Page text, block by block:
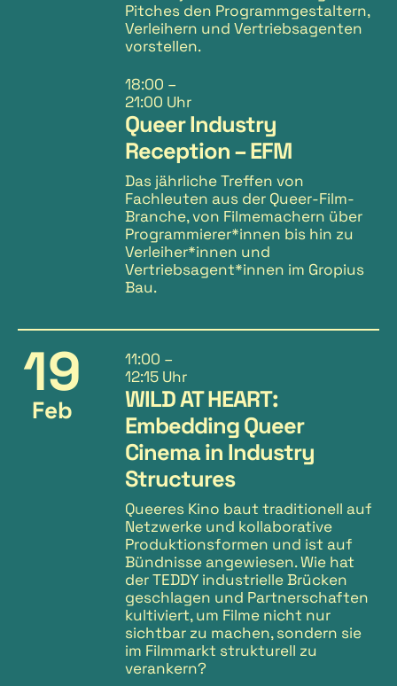
Pitches den Programmgestaltern,
Verleihern und Vertriebsagenten
vorstellen.
18:00 –
21:00 Uhr
Queer Industry
Reception – EFM
Das jährliche Treffen von
Fachleuten aus der Queer-Film-
Branche, von Filmemachern über
Programmierer*innen bis hin zu
Verleiher*innen und
Vertriebsagent*innen im Gropius
Bau.
19
Feb
11:00 –
12:15 Uhr
WILD AT HEART:
Embedding Queer
Cinema in Industry
Structures
Queeres Kino baut traditionell auf
Netzwerke und kollaborative
Produktionsformen und ist auf
Bündnisse angewiesen. Wie hat
der TEDDY industrielle Brücken
geschlagen und Partnerschaften
kultiviert, um Filme nicht nur
sichtbar zu machen, sondern sie
im Filmmarkt strukturell zu
verankern?